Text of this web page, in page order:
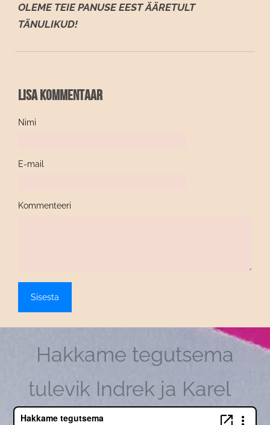
OLEME TEIE PANUSE EEST ÄÄRETULT
TÄNULIKUD!
Lisa kommentaar
Nimi
E-mail
Kommenteeri
Hakkame tegutsema
tulevik Indrek ja Karel